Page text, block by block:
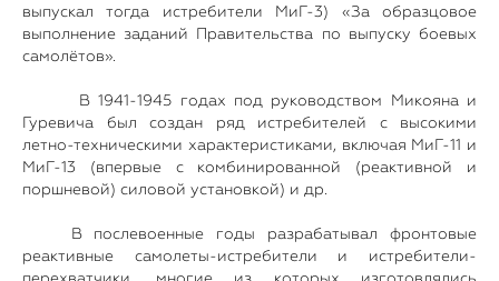
выпускал тогда истребители МиГ-3) «За образцовое
выполнение заданий Правительства по выпуску боевых
самолётов».
В 1941-1945 годах под руководством Микояна и
Гуревича был создан ряд истребителей с высокими
летно-техническими характеристиками, включая МиГ-11 и
МиГ-13 (впервые с комбинированной (реактивной и
поршневой) силовой установкой) и др.
В послевоенные годы разрабатывал фронтовые
реактивные самолеты-истребители и истребители-